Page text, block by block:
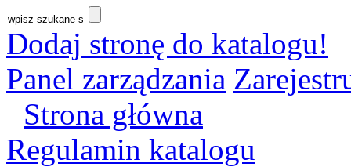
Dodaj stronę do katalogu!
Panel zarządzania
Strona główna
Regulamin katalogu